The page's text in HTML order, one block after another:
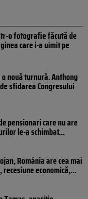
o fotografie făcută de
care i-a uimit pe
o nouă turnură. Anthony
sfidarea Congresului
pensionari care nu are
le-a schimbat...
România are cea mai
economică,...